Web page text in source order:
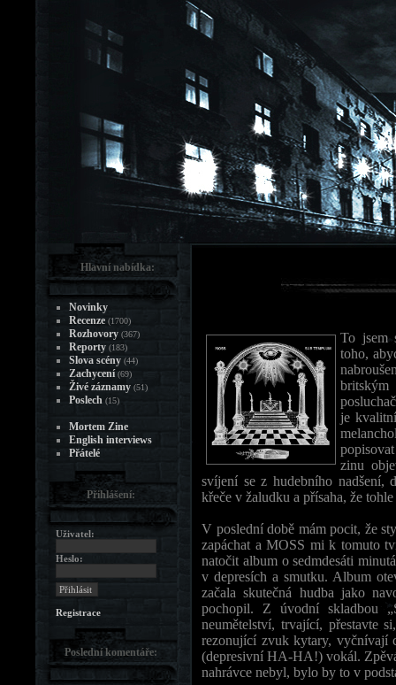
To jsem
toho,
britským
je
zinu
svíjení se z hudebního nadšení,
křeče v žaludku a přísaha, že
V poslední době mám pocit, že
zapáchat a MOSS mi k tomuto
natočit album o sedmdesáti
v depresích a smutku. Album
začala skutečná hudba jako
pochopil. Z úvodní skladbou
neumětelství, trvající, přestavte
rezonující zvuk kytary, vyčnívají
(depresivní HA-HA!) vokál.
nahrávce nebyl, bylo by to v
Hlavní nabídka:
Novinky
Recenze (1700)
Rozhovory (367)
Reporty (183)
Slova scény (44)
Zachycení (69)
Živé záznamy (51)
Poslech (15)
Mortem Zine
English interviews
Přátelé
Přihlášení:
Uživatel:
Heslo:
Registrace
Poslední komentáře: